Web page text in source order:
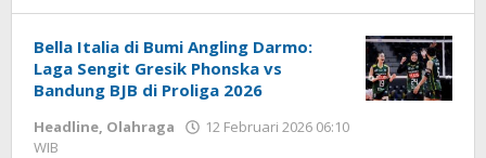
Bella Italia di Bumi Angling Darmo:
Laga Sengit Gresik Phonska vs
Bandung BJB di Proliga 2026 ​
Headline, Olahraga
12 Februari 2026 06:10
WIB